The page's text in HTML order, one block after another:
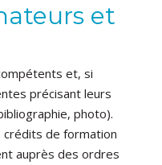
et
et, si
précisant leurs
photo).
crédits de formation
auprès des ordres